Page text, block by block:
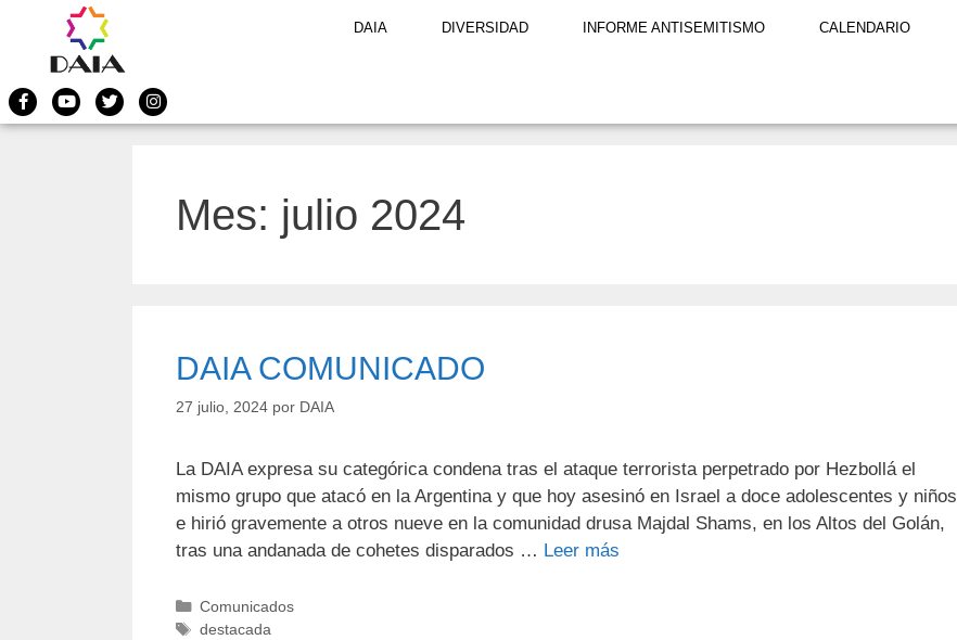
DAIA DIVERSIDAD INFORME ANTISEMITISMO CALENDARIO
Mes: julio 2024
DAIA COMUNICADO
27 julio, 2024 por DAIA
La DAIA expresa su categórica condena tras el ataque terrorista perpetrado por Hezbollá el
mismo grupo que atacó en la Argentina y que hoy asesinó en Israel a doce adolescentes y niños
e hirió gravemente a otros nueve en la comunidad drusa Majdal Shams, en los Altos del Golán,
tras una andanada de cohetes disparados … Leer más
Comunicados
destacada